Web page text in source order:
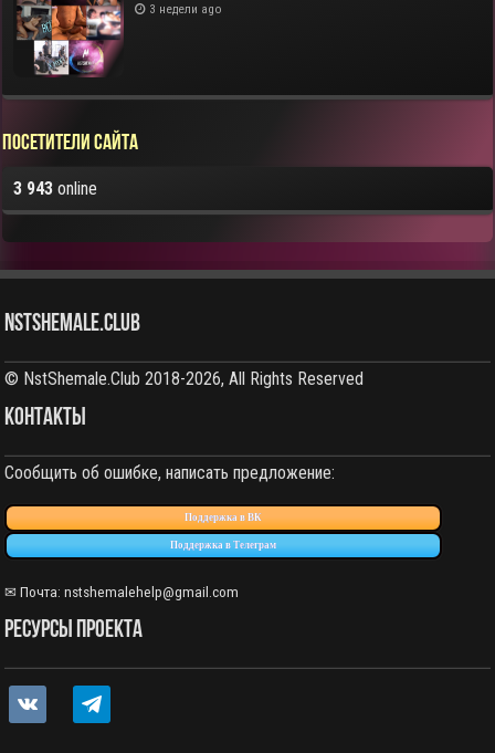
3 недели ago
Посетители сайта
3 943 online
NstShemale.Club
© NstShemale.Club 2018-2026, All Rights Reserved
КОНТАКТЫ
Сообщить об ошибке, написать предложение:
Поддержка в ВК
Поддержка в Телеграм
✉ Почта: nstshemalehelp@gmail.com
РЕСУРСЫ ПРОЕКТА
vkontakte telegram